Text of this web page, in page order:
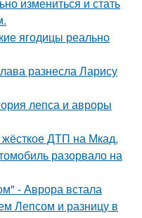
ягодицы реально
разнесла Ларису
лепса и авроры
жёсткое ДТП на Мкад,
разорвало на
- Аврора встала
Лепсом и разницу в